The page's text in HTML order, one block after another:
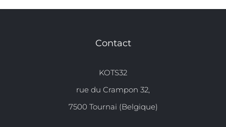
Contact
KOTS32
rue du Crampon 32,
7500 Tournai (Belgique)